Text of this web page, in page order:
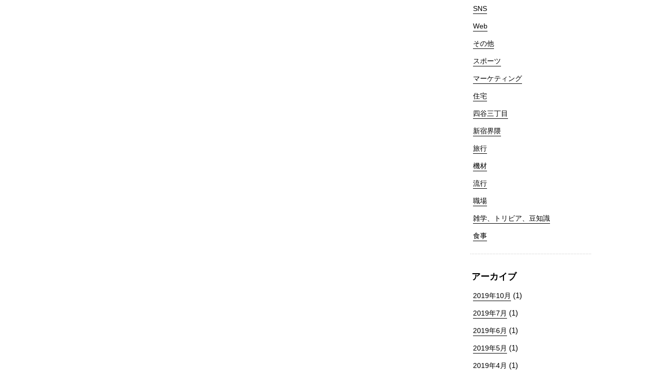
SNS
Web
その他
スポーツ
マーケティング
住宅
四谷三丁目
新宿界隈
旅行
機材
流行
職場
雑学、トリビア、豆知識
食事
アーカイブ
2019年10月 (1)
2019年7月 (1)
2019年6月 (1)
2019年5月 (1)
2019年4月 (1)